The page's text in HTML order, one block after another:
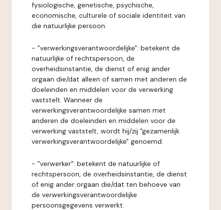
fysiologische, genetische, psychische,
economische, culturele of sociale identiteit van
die natuurlijke persoon.
- "verwerkingsverantwoordelijke": betekent de
natuurlijke of rechtspersoon, de
overheidsinstantie, de dienst of enig ander
orgaan die/dat alleen of samen met anderen de
doeleinden en middelen voor de verwerking
vaststelt. Wanneer de
verwerkingsverantwoordelijke samen met
anderen de doeleinden en middelen voor de
verwerking vaststelt, wordt hij/zij "gezamenlijk
verwerkingsverantwoordelijke" genoemd.
- "verwerker": betekent de natuurlijke of
rechtspersoon, de overheidsinstantie, de dienst
of enig ander orgaan die/dat ten behoeve van
de verwerkingsverantwoordelijke
persoonsgegevens verwerkt.